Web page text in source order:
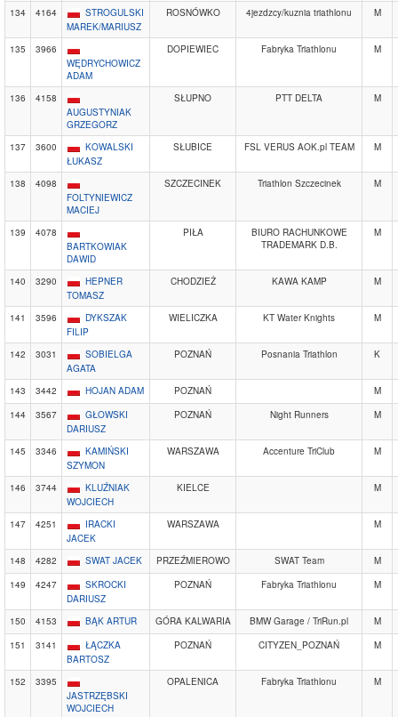
134 4164
STROGULSKI
MAREK/MARIUSZ
ROSNÓWKO 4jezdzcy/kuznia triathlonu M
135
3966
WĘDRYCHOWICZ
ADAM
DOPIEWIEC Fabryka Triathlonu M
136
4158
AUGUSTYNIAK
GRZEGORZ
SŁUPNO PTT DELTA M
137 3600
KOWALSKI
ŁUKASZ
SŁUBICE FSL VERUS AOK.pl TEAM M
138
4098
FOLTYNIEWICZ
MACIEJ
SZCZECINEK Triathlon Szczecinek M
139
4078
BARTKOWIAK
DAWID
PIŁA
BIURO RACHUNKOWE
TRADEMARK D.B.
M
140 3290
HEPNER
TOMASZ
CHODZIEŻ KAWA KAMP M
141 3596
DYKSZAK
FILIP
WIELICZKA KT Water Knights M
142 3031
SOBIELGA
AGATA
POZNAŃ Posnania Triathlon K
143 3442 HOJAN ADAM POZNAŃ
M
144
3567
GŁOWSKI
DARIUSZ
POZNAŃ Night Runners M
145 3346
KAMIŃSKI
SZYMON
WARSZAWA Accenture TriClub M
146 3744
KLUŹNIAK
WOJCIECH
KIELCE M
147 4251
IRACKI
JACEK
WARSZAWA M
148 4282 SWAT JACEK PRZEŹMIEROWO SWAT Team
M
149
4247
SKROCKI
DARIUSZ
POZNAŃ Fabryka Triathlonu M
150 4153 BĄK ARTUR GÓRA KALWARIA BMW Garage / TriRun.pl
M
151
3141
ŁĄCZKA
BARTOSZ
POZNAŃ CITYZEN_POZNAŃ M
152
3395
JASTRZĘBSKI
WOJCIECH
OPALENICA Fabryka Triathlonu M